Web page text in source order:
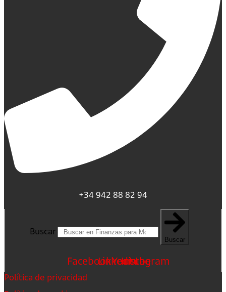
+34 942 88 82 94
Buscar
Buscar
FacebookLinkedin
Youtube
Instagram
Política de privacidad